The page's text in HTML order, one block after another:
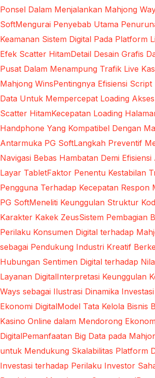
Ponsel Dalam Menjalankan Mahjong
SoftMengurai Penyebab Utama
Keamanan Sistem Digital Pada Platform
Efek Scatter HitamDetail Desain Grafis
Pusat Dalam Menampung Trafik Live
Mahjong WinsPentingnya Efisiensi
Data Untuk Mempercepat Loading
Scatter HitamKecepatan Loading
Handphone Yang Kompatibel Dengan
Antarmuka PG SoftLangkah Preventif
Navigasi Bebas Hambatan Demi
Layar TabletFaktor Penentu Kestabilan
Pengguna Terhadap Kecepatan Respon
PG SoftMeneliti Keunggulan Struktur
Karakter Kakek ZeusSistem Pembagian
Perilaku Konsumen Digital terhadap
sebagai Pendukung Industri Kreatif
Hubungan Sentimen Digital terhadap
Layanan DigitalInterpretasi Keunggulan
Ways sebagai Ilustrasi Dinamika
Ekonomi DigitalModel Tata Kelola Bisnis
Kasino Online dalam Mendorong
DigitalPemanfaatan Big Data pada
untuk Mendukung Skalabilitas Platform
Investasi terhadap Perilaku Investor